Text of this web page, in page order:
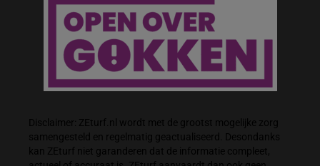
Disclaimer: ZEturf.nl wordt met de grootst mogelijke zorg
samengesteld en regelmatig geactualiseerd. Desondanks
kan ZEturf niet garanderen dat de informatie compleet,